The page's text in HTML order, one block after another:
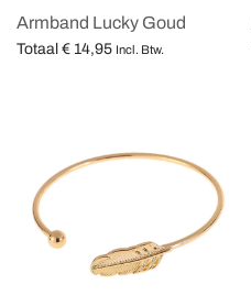
Armband Lucky Goud
Totaal € 14,95 Incl. Btw.